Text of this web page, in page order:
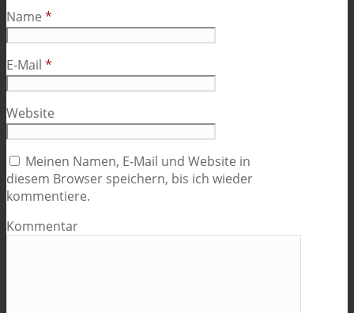
Name *
E-Mail *
Website
Meinen Namen, E-Mail und Website in
diesem Browser speichern, bis ich wieder
kommentiere.
Kommentar